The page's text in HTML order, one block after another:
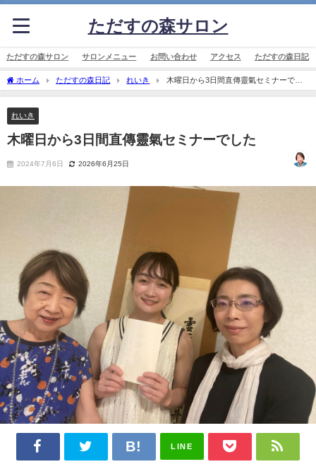
ただすの森サロン
ただすの森サロン サロンメニュー お問い合わせ アクセス ただすの森日記
ホーム ただすの森日記 れいき
木曜日から3日間直傳靈氣セミナーでし
た
れいき
木曜日から3日間直傳靈氣セミナーでした
2024年7月6日 2026年6月25日
LINE